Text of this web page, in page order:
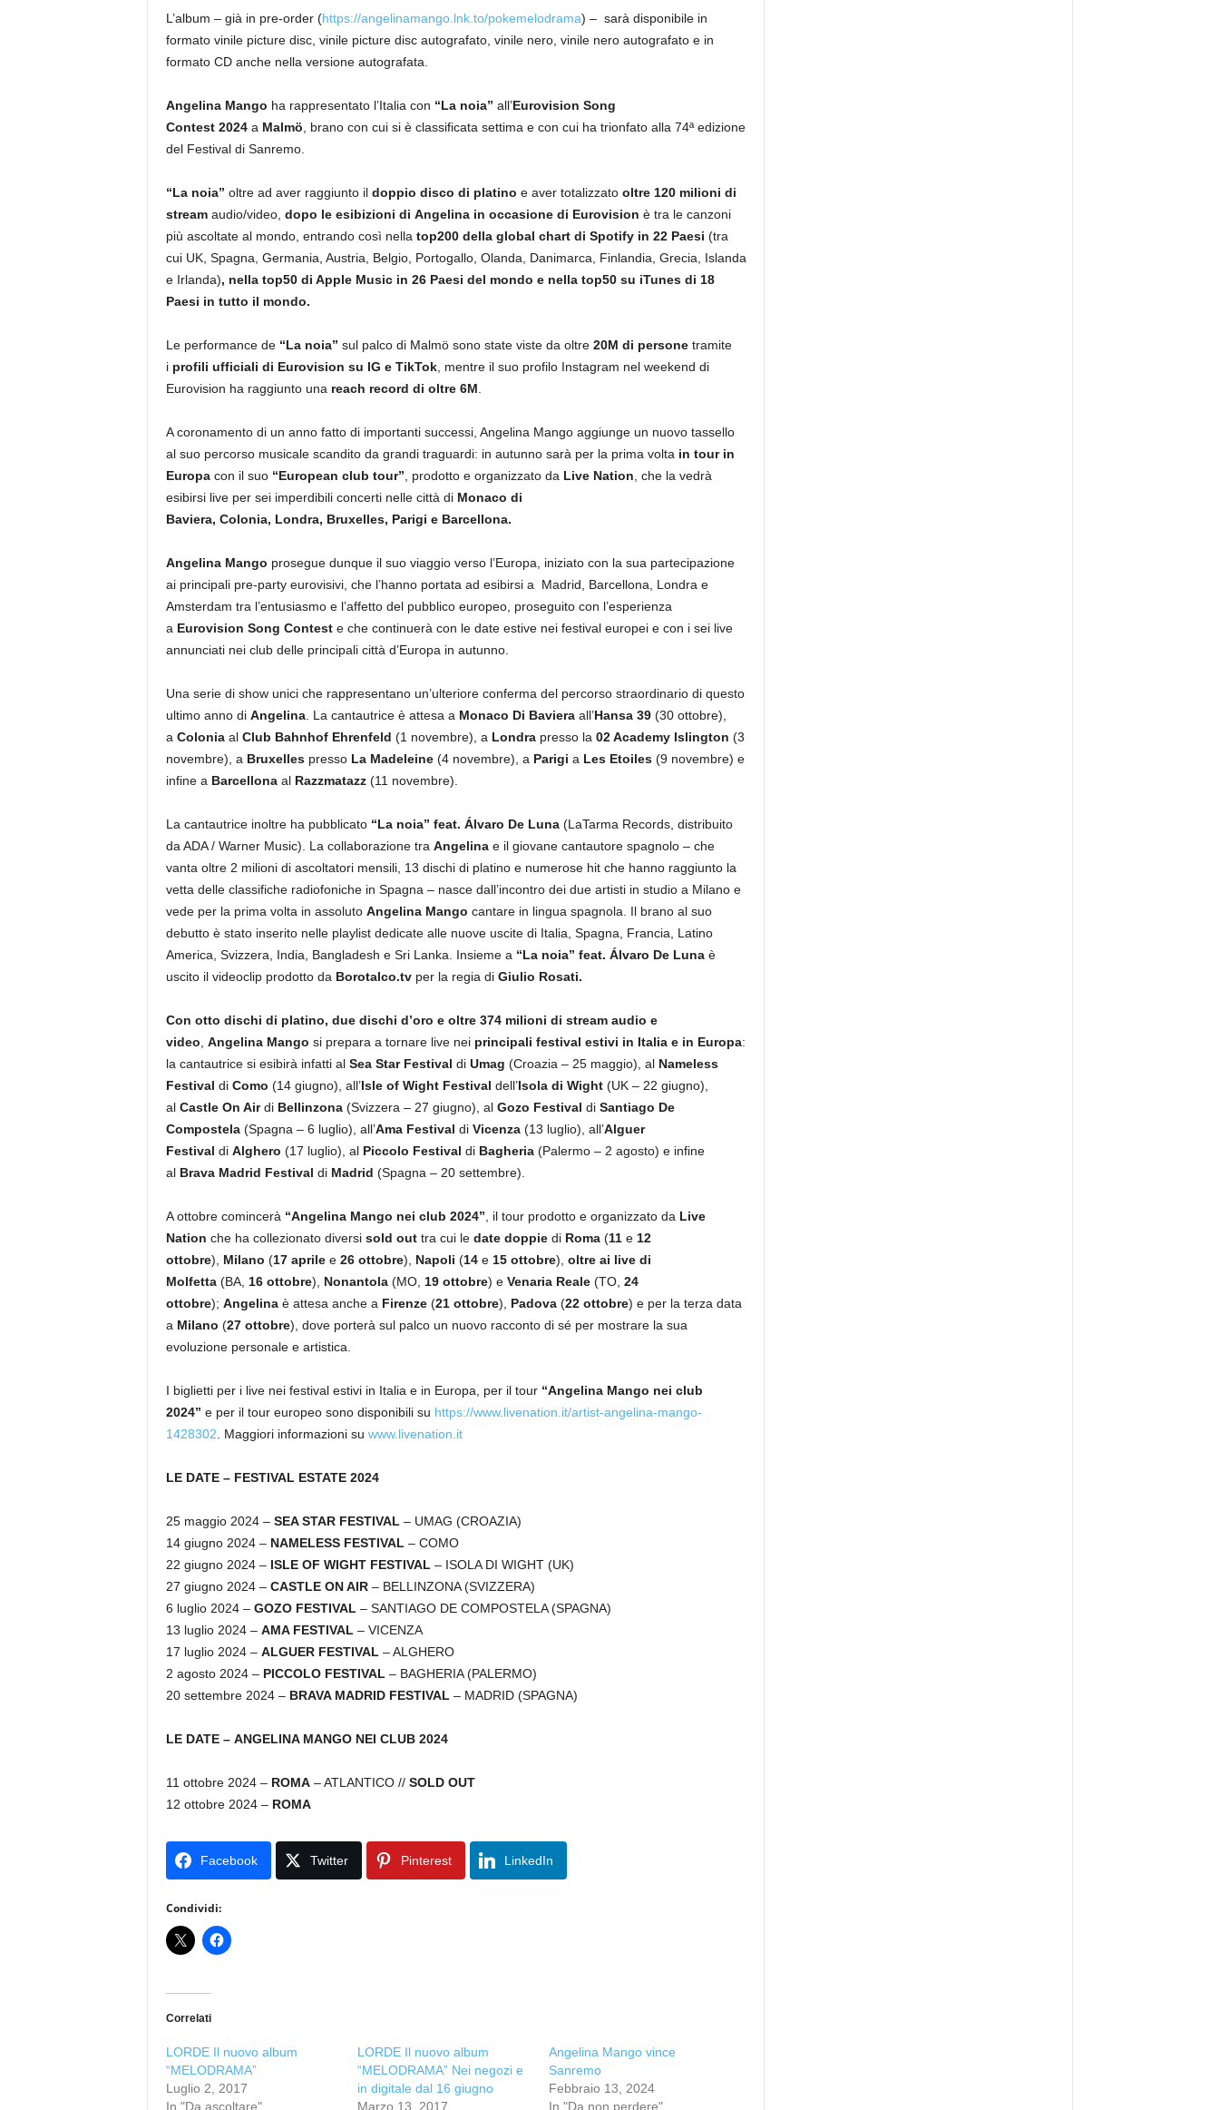
L’album – già in pre-order (https://angelinamango.lnk.to/pokemelodrama) – sarà disponibile in
formato vinile picture disc, vinile picture disc autografato, vinile nero, vinile nero autografato e in
formato CD anche nella versione autografata.
Angelina Mango ha rappresentato l’Italia con “La noia” all’Eurovision Song
Contest 2024a Malmö , brano con cui si è classificata settima e con cui ha trionfato alla 74ª edizione
del Festival di Sanremo.
“La noia” oltre ad aver raggiunto il doppio disco di platino e aver totalizzato oltre 120 milioni di
streamaudio/video, dopo le esibizioni di Angelinain occasione di Eurovision è tra le canzoni
più ascoltate al mondo, entrando così nella top200 della global chart di Spotify in 22 Paesi (tra
cui UK, Spagna, Germania, Austria, Belgio, Portogallo, Olanda, Danimarca, Finlandia, Grecia, Islanda
e Irlanda), nella top50 di Apple Music in 26 Paesi del mondo e nella top50 su iTunes di 18
Paesi in tutto il mondo.
Le performance de “La noia” sul palco di Malmö sono state viste da oltre 20M di personetramite
i profili ufficiali di Eurovision su IG e TikTok, mentre il suo profilo Instagram nel weekend di
Eurovision ha raggiunto una reach record di oltre 6M
A coronamento di un anno fatto di importanti successi, Angelina Mango aggiunge un nuovo tassello
al suo percorso musicale scandito da grandi traguardi: in autunno sarà per la prima volta in tour in
Europacon il suo “European club tour” , prodotto e organizzato da Live Nation , che la vedrà
esibirsi live per sei imperdibili concerti nelle città di Monaco di
Baviera, Colonia, Londra, Bruxelles, Parigi e Barcellona.
Angelina Mango prosegue dunque il suo viaggio verso l’Europa, iniziato con la sua partecipazione
ai principali pre-party eurovisivi, che l’hanno portata ad esibirsi a Madrid, Barcellona, Londra e
Amsterdam tra l’entusiasmo e l’affetto del pubblico europeo, proseguito con l’esperienza
a Eurovision Song Conteste che continuerà con le date estive nei festival europei e con i sei live
annunciati nei club delle principali città d’Europa in autunno.
Una serie di show unici che rappresentano un’ulteriore conferma del percorso straordinario di questo
ultimo anno di Angelina. La cantautrice è attesa a Monaco Di Baviera all’Hansa 39(30 ottobre),
a ColoniaalClub Bahnhof Ehrenfeld (1 novembre), a Londrapresso la 02 Academy Islington (3
novembre), a BruxellespressoLa Madeleine(4 novembre), a Parigi a Les Etoiles(9 novembre) e
infine a Barcellonaal Razzmatazz(11 novembre).
La cantautrice inoltre ha pubblicato“La noia” feat. Álvaro De Luna (LaTarma Records, distribuito
da ADA / Warner Music). La collaborazione tra Angelinae il giovane cantautore spagnolo – che
vanta oltre 2 milioni di ascoltatori mensili, 13 dischi di platino e numerose hit che hanno raggiunto la
vetta delle classifiche radiofoniche in Spagna – nasce dall’incontro dei due artisti in studio a Milano e
vede per la prima volta in assoluto Angelina Mango cantare in lingua spagnola. Il brano al suo
debutto è stato inserito nelle playlist dedicate alle nuove uscite di Italia, Spagna, Francia, Latino
America, Svizzera, India, Bangladesh e Sri Lanka. Insieme a “La noia” feat. Álvaro De Lunaè
uscito il videoclip prodotto da Borotalco.tvper la regia di Giulio Rosati.
Con otto dischi di platino, due dischi d’oro e oltre 374 milioni di stream audio e
video Angelina Mango si prepara a tornare live nei principali festival estivi in Italia e in Europa:
la cantautrice si esibirà infatti al Sea Star Festival di Umag (Croazia – 25 maggio), al Nameless
Festival di Como (14 giugno), all’Isle of Wight Festival dell’Isola di Wight(UK – 22 giugno),
al Castle On Airdi Bellinzona (Svizzera – 27 giugno), al Gozo Festival di Santiago De
Compostela(Spagna – 6 luglio), all’Ama Festival di Vicenza (13 luglio), all’Alguer
Festival di Alghero (17 luglio), al Piccolo Festival di Bagheria (Palermo – 2 agosto) e infine
al Brava Madrid Festival di Madrid (Spagna – 20 settembre).
A ottobre comincerà “Angelina Mango nei club 2024” , il tour prodotto e organizzato da Live
Nation che ha collezionato diversi sold out tra cui le date doppiedi Roma(11 e12
ottobre), Milano (17 aprilee 26 ottobre), Napoli (14e 15 ottobre), oltre ai live di
Molfetta (BA, 16 ottobre), Nonantola (MO, 19 ottobre) e Venaria Reale(TO, 24
ottobre); Angelinaè attesa anche a Firenze (21 ottobre), Padova (22 ottobre) e per la terza data
a Milano (27 ottobre), dove porterà sul palco un nuovo racconto di sé per mostrare la sua
evoluzione personale e artistica.
I biglietti per i live nei festival estivi in Italia e in Europa, per il tour “Angelina Mango nei club
2024” e per il tour europeo sono disponibili su https://www.livenation.it/artist-angelina-mango-
1428302 . Maggiori informazioni su www.livenation.it
LE DATE – FESTIVAL ESTATE 2024
25 maggio 2024 – SEA STAR FESTIVAL – UMAG (CROAZIA)
14 giugno 2024 – NAMELESS FESTIVAL – COMO
22 giugno 2024 – ISLE OF WIGHT FESTIVAL – ISOLA DI WIGHT (UK)
27 giugno 2024 – CASTLE ON AIR– BELLINZONA (SVIZZERA)
6 luglio 2024 – GOZO FESTIVAL – SANTIAGO DE COMPOSTELA (SPAGNA)
13 luglio 2024 – AMA FESTIVAL – VICENZA
17 luglio 2024 – ALGUER FESTIVAL – ALGHERO
2 agosto 2024 – PICCOLO FESTIVAL – BAGHERIA (PALERMO)
20 settembre 2024 – BRAVA MADRID FESTIVAL – MADRID (SPAGNA)
LE DATE – ANGELINA MANGO NEI CLUB 2024
11 ottobre 2024 – ROMA– ATLANTICO // SOLD OUT
12 ottobre 2024 – ROMA
Facebook Twitter Pinterest LinkedIn
Condividi:
Correlati
LORDE Il nuovo album
“MELODRAMA”
Luglio 2, 2017
In "Da ascoltare"
LORDE Il nuovo album
“MELODRAMA” Nei negozi e
in digitale dal 16 giugno
Marzo 13, 2017
Angelina Mango vince
Sanremo
Febbraio 13, 2024
In "Da non perdere"